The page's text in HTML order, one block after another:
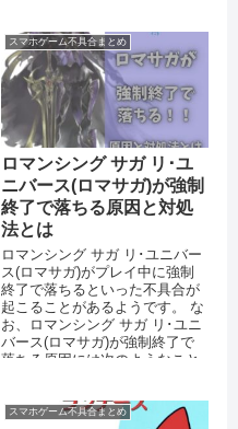
スマホゲーム不具合まとめ
ロマンシング サガ リ･ユ
ニバース(ロマサガ)が強制
終了で落ちる原因と対処
法とは
ロマンシング サガ リ･ユニバー
ス(ロマサガ)がプレイ中に強制
終了で落ちるといった不具合が
起こることがあるようです。 な
お、ロマンシング サガ リ･ユニ
バース(ロマサガ)が強制終了で
落ちる原因には次のようなこと
スマホゲーム不具合まとめ